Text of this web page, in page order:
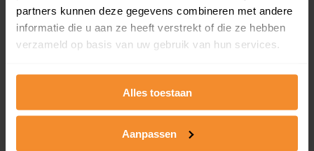
partners kunnen deze gegevens combineren met andere
informatie die u aan ze heeft verstrekt of die ze hebben
verzameld op basis van uw gebruik van hun services.
Alles toestaan
Aanpassen